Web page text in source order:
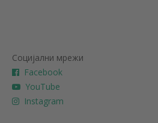
Социјални мрежи
Facebook
YouTube
Instagram